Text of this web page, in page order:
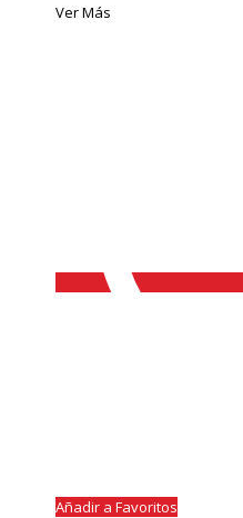
Ver Más
Añadir a Favoritos